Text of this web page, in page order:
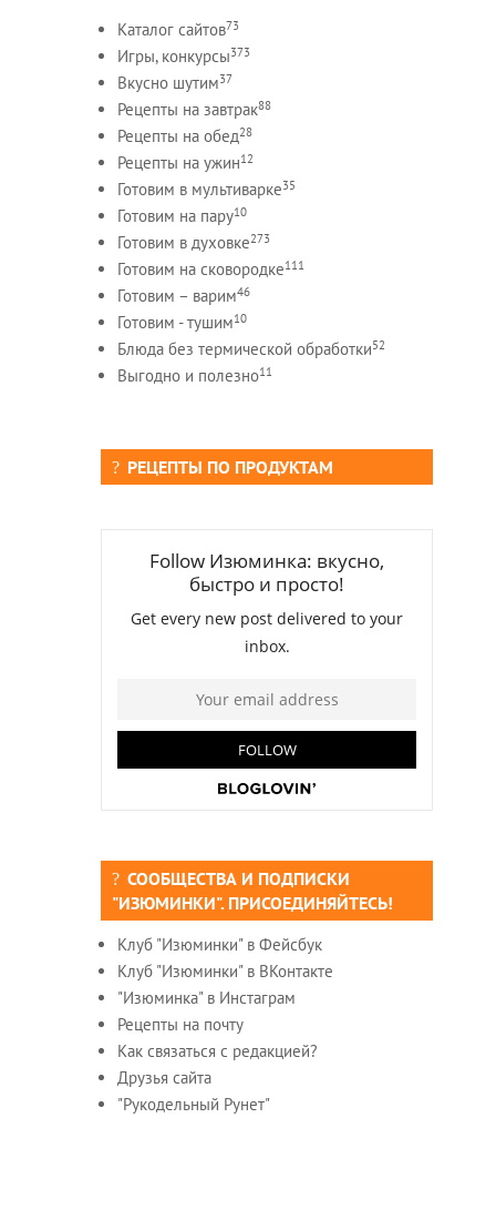
Каталог сайтов73
Игры, конкурсы373
Вкусно шутим37
Рецепты на завтрак88
Рецепты на обед28
Рецепты на ужин12
Готовим в мультиварке35
Готовим на пару10
Готовим в духовке273
Готовим на сковородке111
Готовим – варим46
Готовим - тушим10
Блюда без термической обработки52
Выгодно и полезно11
РЕЦЕПТЫ ПО ПРОДУКТАМ
СООБЩЕСТВА И ПОДПИСКИ
"ИЗЮМИНКИ". ПРИСОЕДИНЯЙТЕСЬ!
Клуб "Изюминки" в Фейсбук
Клуб "Изюминки" в ВКонтакте
"Изюминка" в Инстаграм
Рецепты на почту
Как связаться с редакцией?
Друзья сайта
"Рукодельный Рунет"